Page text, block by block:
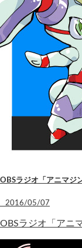
OBSラジオ「アニマ
2016/05/07
OBSラジオ「アニ